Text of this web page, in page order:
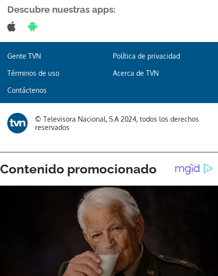
Descubre nuestras apps:
Gente TVN Política de privacidad
Términos de uso Acerca de TVN
Contáctenos
© Televisora Nacional, S.A 2024, todos los derechos
reservados